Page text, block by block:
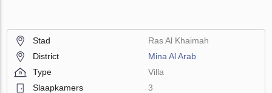
Stad
Ras Al Khaimah
District
Mina Al Arab
Type
Villa
Slaapkamers
3